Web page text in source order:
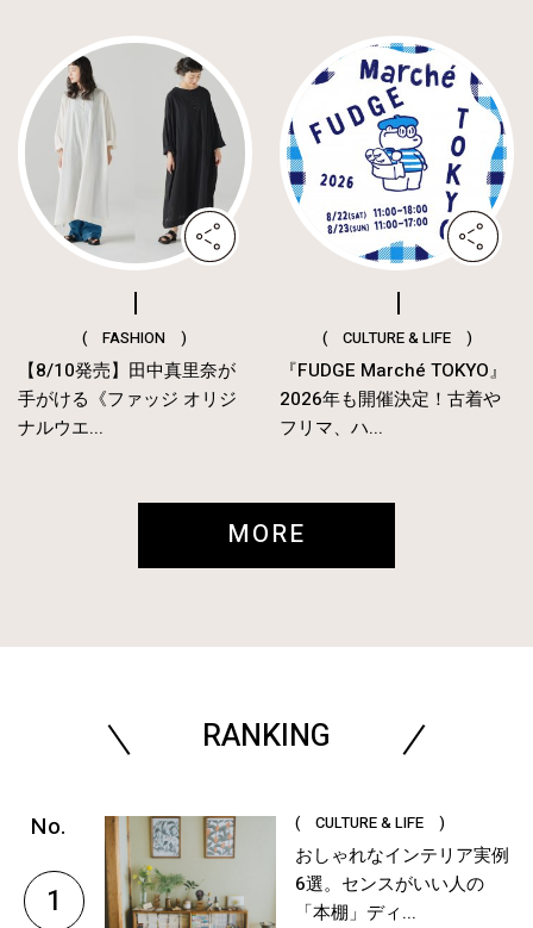
( FASHION )
【8/10発売】田中真里奈が
手がける《ファッジ オリジ
ナルウエ...
( CULTURE & LIFE )
『FUDGE Marché TOKYO』
2026年も開催決定！古着や
フリマ、ハ...
MORE
RANKING
1
( CULTURE & LIFE )
おしゃれなインテリア実例
6選。センスがいい人の
「本棚」ディ...